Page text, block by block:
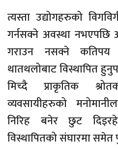
त्यस्ता उद्योगहरुको
गर्नसक्ने अवस्था
गराउन नसक्ने कतिपय
थातथलोबाट विस्थापित
मिच्दै प्राकृतिक
व्यवसायीहरुको
निरिह बनेर छुट
विस्थापितको संघारमा समेत